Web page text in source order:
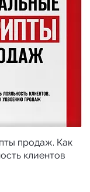
продаж. Как
клиентов